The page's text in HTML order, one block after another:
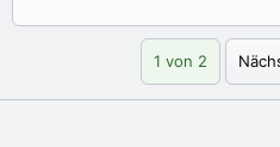
1 von 2